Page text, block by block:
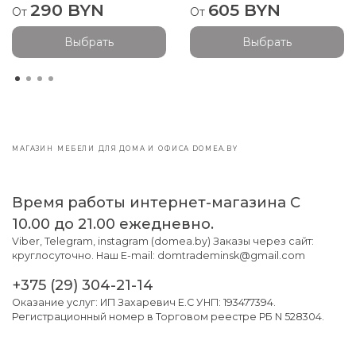
тепла или отопления;
– передвигать, переносить мебель в нагруженном состоянии;
– перегружать выдвижные ящики более, чем на 15 кг;
От 290 BYN
Выбрать
От 605 BYN
Выбрать
МАГАЗИН МЕБЕЛИ ДЛЯ ДОМА И ОФИСА DOMEA.BY
Время работы интернет-магазина С
10.00 до 21.00 ежедневно.
Viber, Telegram, instagram (domea.by) Заказы через сайт:
круглосуточно. Наш E-mail: domtrademinsk@gmail.com
+375 (29) 304-21-14
Оказание услуг: ИП Захаревич Е.С УНП: 193477394.
Регистрационный номер в Торговом реестре РБ N 528304.